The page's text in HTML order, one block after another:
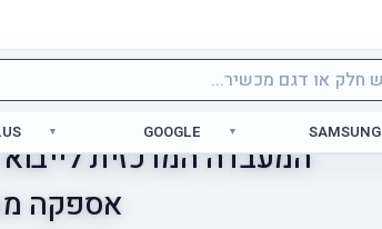
SAMSUNG
GOOGLE
המעבדה המרכזית
אספקה